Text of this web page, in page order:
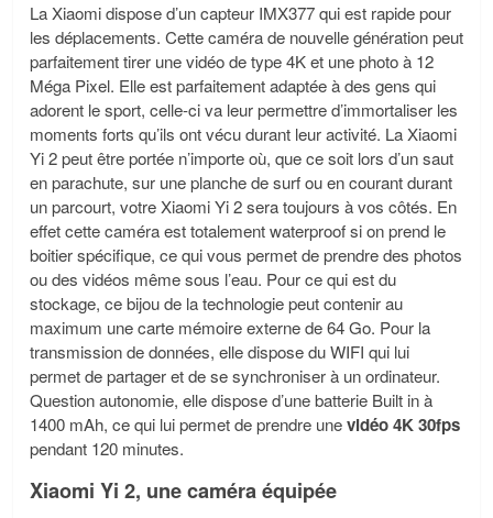
La Xiaomi dispose d’un capteur IMX377 qui est rapide pour
les déplacements. Cette caméra de nouvelle génération peut
parfaitement tirer une vidéo de type 4K et une photo à 12
Méga Pixel. Elle est parfaitement adaptée à des gens qui
adorent le sport, celle-ci va leur permettre d’immortaliser les
moments forts qu’ils ont vécu durant leur activité. La Xiaomi
Yi 2 peut être portée n’importe où, que ce soit lors d’un saut
en parachute, sur une planche de surf ou en courant durant
un parcourt, votre Xiaomi Yi 2 sera toujours à vos côtés. En
effet cette caméra est totalement waterproof si on prend le
boitier spécifique, ce qui vous permet de prendre des photos
ou des vidéos même sous l’eau. Pour ce qui est du
stockage, ce bijou de la technologie peut contenir au
maximum une carte mémoire externe de 64 Go. Pour la
transmission de données, elle dispose du WIFI qui lui
permet de partager et de se synchroniser à un ordinateur.
Question autonomie, elle dispose d’une batterie Built in à
1400 mAh, ce qui lui permet de prendre unevidéo 4K 30fps
pendant 120 minutes.
Xiaomi Yi 2, une caméra équipée